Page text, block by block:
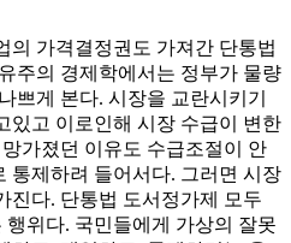
의 가격결정권도 가져간 단통법
주의 경제학에서는 정부가 물량
쁘게 본다. 시장을 교란시키기
있고 이로인해 시장 수급이 변한
가졌던 이유도 수급조절이 안
통제하려 들어서다. 그러면 시장
진다. 단통법 도서정가제 모두
위다. 국민들에게 가상의 잘못